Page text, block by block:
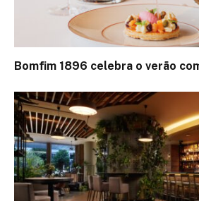
Bomfim 1896 celebra o verão